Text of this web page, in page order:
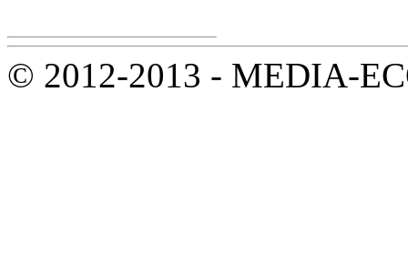
© 2012-2013 - MEDIA-